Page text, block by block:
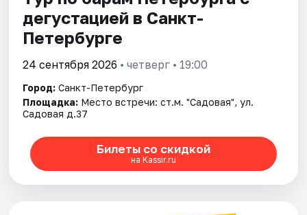
Площадки
Артисты
Рейтинги
дегустацией в Санкт-
Петербурге
24 сентября 2026 • четверг • 19:00
Город: Санкт-Петербург
Площадка: Место встречи: ст.м. "Садовая", ул.
Садовая д.37
Билеты со скидкой
на Kassir.ru